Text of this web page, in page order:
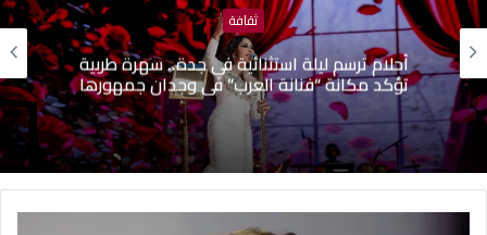
ثقافة
سبيطلة تحتضن الدورة الأولى للمهرجان الدولي للراب